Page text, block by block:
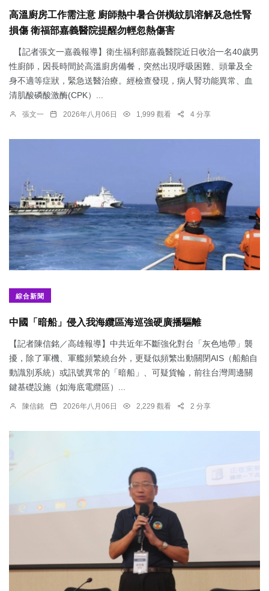
高溫廚房工作需注意 廚師熱中暑合併橫紋肌溶解及急性腎
損傷 衛福部嘉義醫院提醒勿輕忽熱傷害
【記者張文一嘉義報導】衛生福利部嘉義醫院近日收治一名40歲男
性廚師，因長時間於高溫廚房備餐，突然出現呼吸困難、頭暈及全
身不適等症狀，緊急送醫治療。經檢查發現，病人腎功能異常、血
清肌酸磷酸激酶(CPK）...
張文一 2026年八月06日 1,999 觀看 4 分享
綜合新聞
中國「暗船」侵入我海纜區海巡強硬廣播驅離
【記者陳信銘／高雄報導】中共近年不斷強化對台「灰色地帶」襲
擾，除了軍機、軍艦頻繁繞台外，更疑似頻繁出動關閉AIS（船舶自
動識別系統）或訊號異常的「暗船」、可疑貨輪，前往台灣周邊關
鍵基礎設施（如海底電纜區）...
陳信銘 2026年八月06日 2,229 觀看 2 分享